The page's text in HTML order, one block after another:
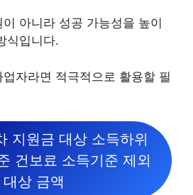
아니라 성공 가능성을 높이
식입니다.
자라면 적극적으로 활용할 필
지원금 대상 소득하위
건보료 소득기준 제외
대상 금액